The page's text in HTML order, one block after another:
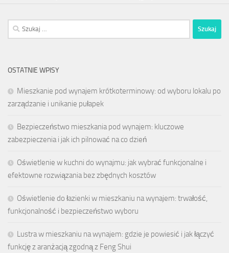
Szukaj:
OSTATNIE WPISY
Mieszkanie pod wynajem krótkoterminowy: od wyboru lokalu po
zarządzanie i unikanie pułapek
Bezpieczeństwo mieszkania pod wynajem: kluczowe
zabezpieczenia i jak ich pilnować na co dzień
Oświetlenie w kuchni do wynajmu: jak wybrać funkcjonalne i
efektowne rozwiązania bez zbędnych kosztów
Oświetlenie do łazienki w mieszkaniu na wynajem: trwałość,
funkcjonalność i bezpieczeństwo wyboru
Lustra w mieszkaniu na wynajem: gdzie je powiesić i jak łączyć
funkcję z aranżacją zgodną z Feng Shui